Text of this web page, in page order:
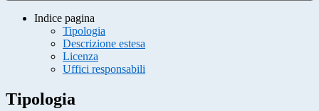
Indice pagina
Tipologia
Descrizione estesa
Licenza
Uffici responsabili
Tipologia